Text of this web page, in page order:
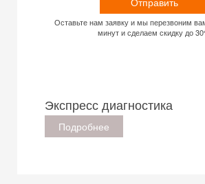
Оставьте нам заявку и мы перезвоним
минут и сделаем скидку до
Экспресс диагностика
Подробнее